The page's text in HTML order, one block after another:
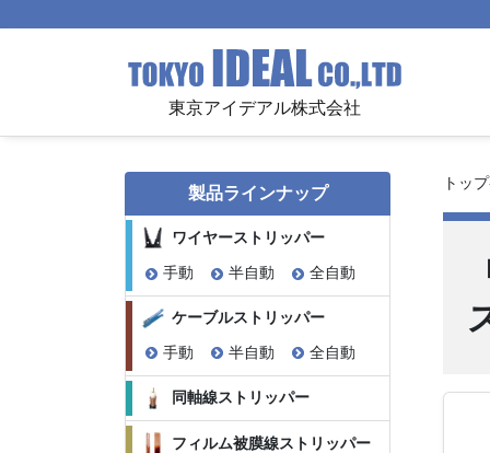
東京アイデアル株式会社
製品ラインナップ
ワイヤーストリッパー
手動 半自動 全自動
ケーブルストリッパー
手動 半自動 全自動
同軸線ストリッパー
フィルム被膜線ストリッパー
トッ